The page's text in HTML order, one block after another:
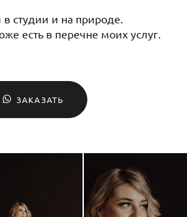
студии и на природе.
есть в перечне моих услуг.
ЗАКАЗАТЬ